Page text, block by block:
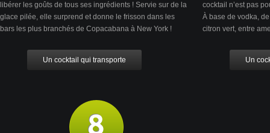
libérer les goûts de tous ses ingrédients ! Servie sur de la
glace pilée, elle surprend et donne le frisson dans les
bars les plus branchés de Copacabana à New York !
Un cocktail qui transporte
cocktail n’est pas
À base de vodka,
citron vert, entre
Un